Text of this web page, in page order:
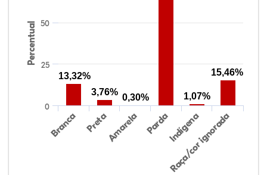
Percentual
Branca PretaAmarela PardaIndígena
Raça/cor ignorada
0
25
50
13,32%
3,76%
0,30% 1,07%
15,46%